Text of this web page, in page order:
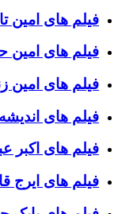
فیلم های امین
فیلم های امین
فیلم های امین
فیلم های
فیلم های اکبر
فیلم های ایرج